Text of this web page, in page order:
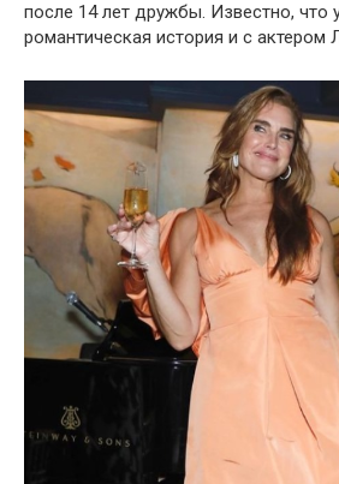
после 14 лет дружбы. Известно, что
романтическая история и с